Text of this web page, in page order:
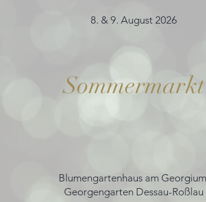
8. & 9. August 2026
Sommermarkt
Blumengartenhaus am
Georgengarten Dessau-Roßlau